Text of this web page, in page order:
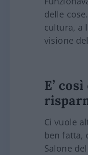
delle
cultura, a
visione
E’
Ci vuole
ben fatta,
Salone